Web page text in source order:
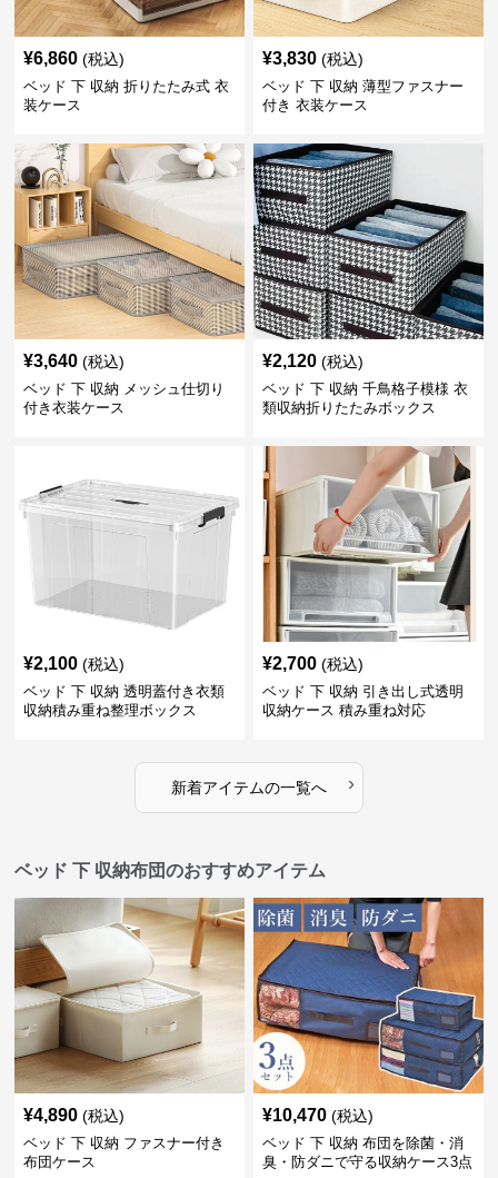
¥6,860 (税込)
ベッド 下 収納 折りたたみ式 衣
装ケース
¥3,830 (税込)
ベッド 下 収納 薄型ファスナー
付き 衣装ケース
¥3,640 (税込)
ベッド 下 収納 メッシュ仕切り
付き衣装ケース
¥2,120 (税込)
ベッド 下 収納 千鳥格子模様 衣
類収納折りたたみボックス
¥2,100 (税込)
ベッド 下 収納 透明蓋付き衣類
収納積み重ね整理ボックス
¥2,700 (税込)
ベッド 下 収納 引き出し式透明
収納ケース 積み重ね対応
新着アイテムの一覧へ ›
ベッド 下 収納布団のおすすめアイテム
¥4,890 (税込)
ベッド 下 収納 ファスナー付き
布団ケース
¥10,470 (税込)
ベッド 下 収納 布団を除菌・消
臭・防ダニで守る収納ケース3点